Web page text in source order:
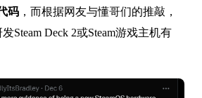
码 ，而根据网友与懂哥们的推敲，
Steam Deck 2或Steam游戏主机有